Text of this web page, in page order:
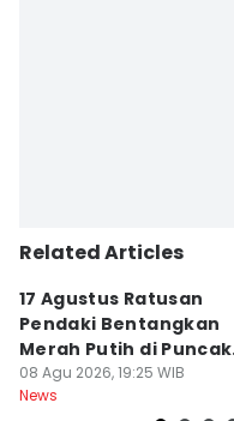
Related Articles
17 Agustus Ratusan
Pendaki Bentangkan
Merah Putih di Puncak
Dempo
08 Agu 2026, 19:25 WIB
News